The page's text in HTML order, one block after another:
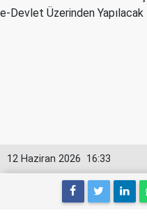
16:33
12 Haziran 2026